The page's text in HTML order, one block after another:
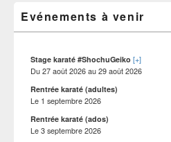
pour
site
Evénements à venir
Stage karaté #ShochuGeiko [+]
Du27 août 2026au29 août 2026
Rentrée karaté (adultes)
Le 1 septembre 2026
Rentrée karaté (ados)
Le3 septembre 2026